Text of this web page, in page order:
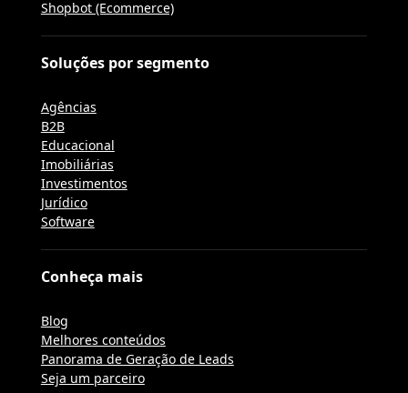
Shopbot (Ecommerce)
Soluções por segmento
Agências
B2B
Educacional
Imobiliárias
Investimentos
Jurídico
Software
Conheça mais
Blog
Melhores conteúdos
Panorama de Geração de Leads
Seja um parceiro